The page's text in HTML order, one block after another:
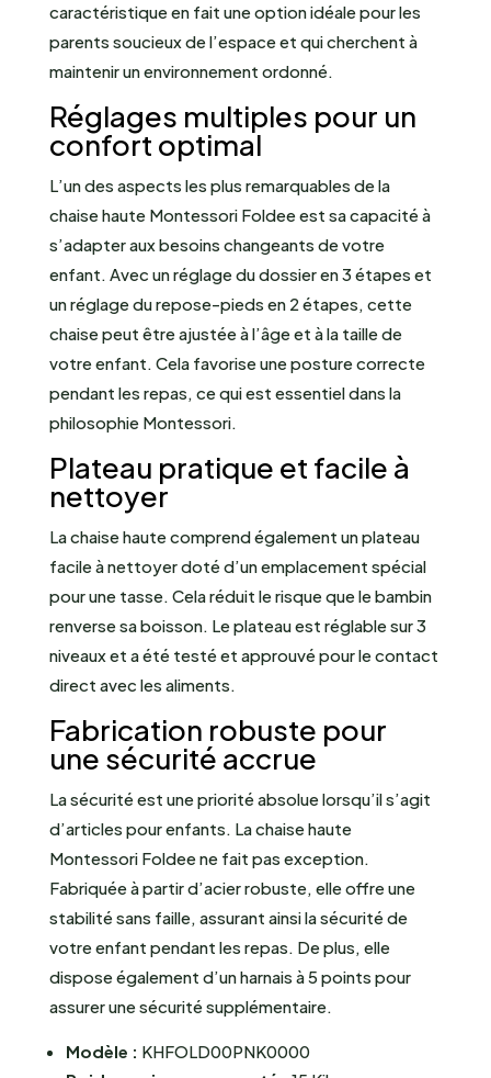
caractéristique en fait une option idéale pour les
parents soucieux de l’espace et qui cherchent à
maintenir un environnement ordonné.
Réglages multiples pour un
confort optimal
L’un des aspects les plus remarquables de la
chaise haute Montessori Foldee est sa capacité à
s’adapter aux besoins changeants de votre
enfant. Avec un réglage du dossier en 3 étapes et
un réglage du repose-pieds en 2 étapes, cette
chaise peut être ajustée à l’âge et à la taille de
votre enfant. Cela favorise une posture correcte
pendant les repas, ce qui est essentiel dans la
philosophie Montessori.
Plateau pratique et facile à
nettoyer
La chaise haute comprend également un plateau
facile à nettoyer doté d’un emplacement spécial
pour une tasse. Cela réduit le risque que le bambin
renverse sa boisson. Le plateau est réglable sur 3
niveaux et a été testé et approuvé pour le contact
direct avec les aliments.
Fabrication robuste pour
une sécurité accrue
La sécurité est une priorité absolue lorsqu’il s’agit
d’articles pour enfants. La chaise haute
Montessori Foldee ne fait pas exception.
Fabriquée à partir d’acier robuste, elle offre une
stabilité sans faille, assurant ainsi la sécurité de
votre enfant pendant les repas. De plus, elle
dispose également d’un harnais à 5 points pour
assurer une sécurité supplémentaire.
Modèle : KHFOLD00PNK0000